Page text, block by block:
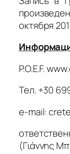
октября
P.O.E.F.
Тел. +30
e-mail:
(Γιάννης